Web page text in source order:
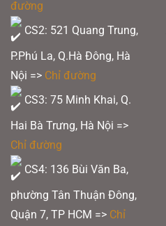
đường
CS2: 521 Quang Trung,
P.Phú La, Q.Hà Đông, Hà
Nội => Chỉ đường
CS3: 75 Minh Khai, Q.
Hai Bà Trưng, Hà Nội =>
Chỉ đường
CS4: 136 Bùi Văn Ba,
phường Tân Thuận Đông,
Quận 7, TP HCM => Chỉ